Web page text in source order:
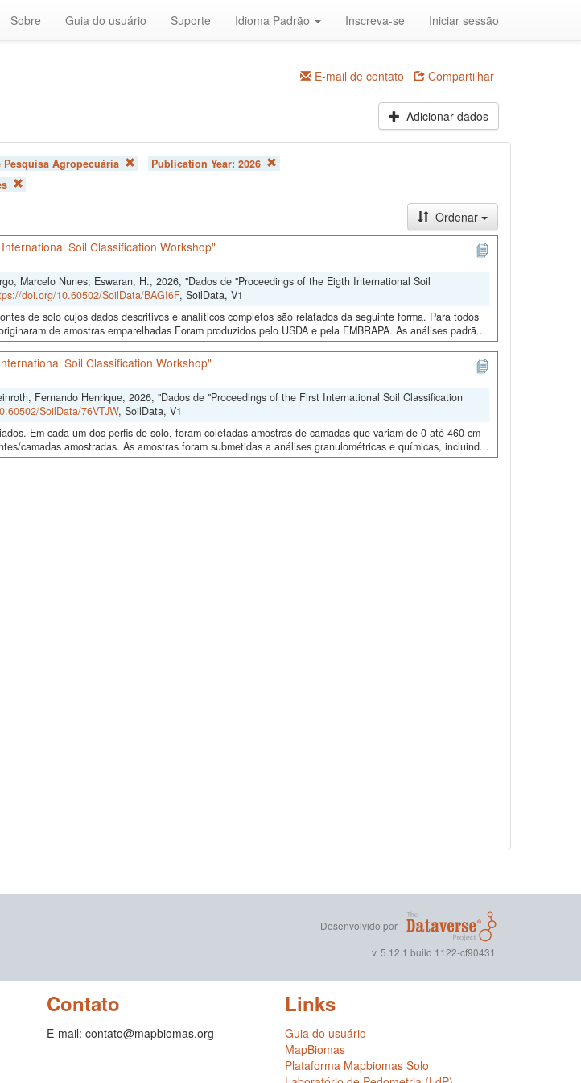
Sobre Guia do usuário Suporte Idioma Padrão Inscreva-se Iniciar sessão
E-mail de contato Compartilhar
Adicionar dados
Agropecuária Publication Year: 2026
Ordenar
Soil Classification Workshop"
Marcelo Nunes; Eswaran, H., 2026, "Dados de "Proceedings of the Eigth International Soil
doi.org/10.60502/SoilData/BAGI6F, SoilData, V1
de solo cujos dados descritivos e analíticos completos são relatados da seguinte forma. Para todos
de amostras emparelhadas Foram produzidos pelo USDA e pela EMBRAPA. As análises padrã...
Soil Classification Workshop"
Fernando Henrique, 2026, "Dados de "Proceedings of the First International Soil Classification
SoilData/76VTJW, SoilData, V1
Em cada um dos perfis de solo, foram coletadas amostras de camadas que variam de 0 até 460 cm
camadas amostradas. As amostras foram submetidas a análises granulométricas e químicas, incluind...
Desenvolvido por
v. 5.12.1 build 1122-cf90431
Contato
E-mail: contato@mapbiomas.org
Links
Guia do usuário
MapBiomas
Plataforma Mapbiomas Solo